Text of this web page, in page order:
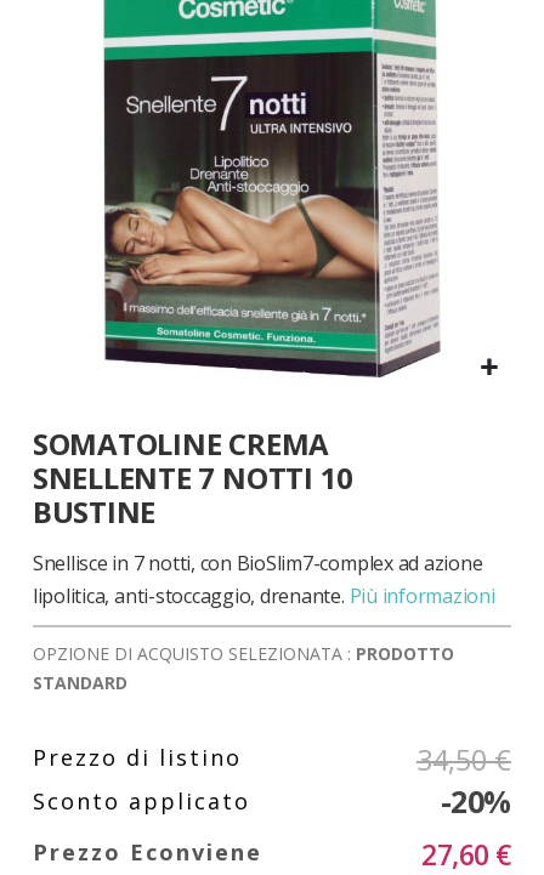
all'inizio
della
galleria
di
SOMATOLINE CREMA
SNELLENTE 7 NOTTI 10
BUSTINE
Snellisce in 7 notti, con BioSlim7-complex ad azione
lipolitica, anti-stoccaggio, drenante. Più informazioni
OPZIONE DI ACQUISTO SELEZIONATA : PRODOTTO
STANDARD
34,50 €
-20%
27,60 €